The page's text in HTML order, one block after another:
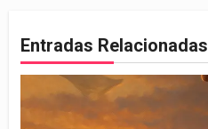
Entradas Relacionadas